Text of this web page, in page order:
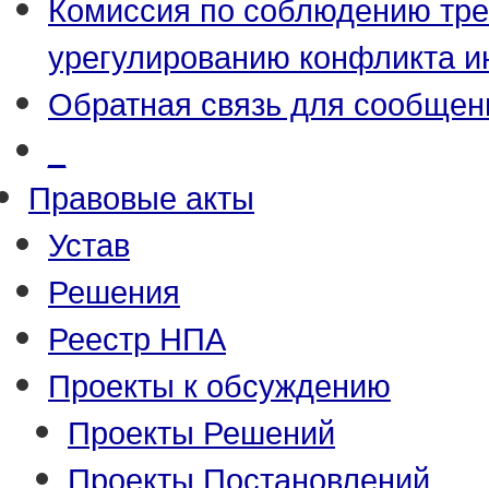
урегулированию конфликта
Обратная связь для
Правовые акты
Устав
Решения
Реестр НПА
Проекты к обсуждению
Проекты Решений
Проекты Постановлений